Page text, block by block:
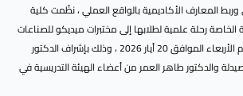
المعارف الأكاديمية بالواقع العملي ، نظّمت كلية
رحلة علمية لطلابها إلى مختبرات ميديكو للصناعات
الدوائية في مدينة حمص يوم الأربعاء الموافق 20 أيار 2026 ، وذلك بإشراف الدكتور
والدكتور طاهر العمر من أعضاء الهيئة التدريسية في